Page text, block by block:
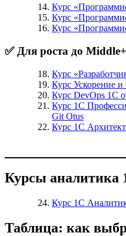
Курс
Курс
Курс
✅ Для роста до Middle+
Курс
Курс Ускорение
Курс DevOps 1С
Курс 1С
Git Otus
Курс 1С
Курсы аналитика
Курс 1С
Таблица: как